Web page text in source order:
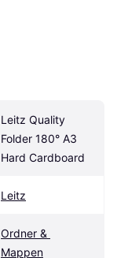
Leitz Quality
Folder 180° A3
Hard Cardboard
Leitz
Ordner &
Mappen